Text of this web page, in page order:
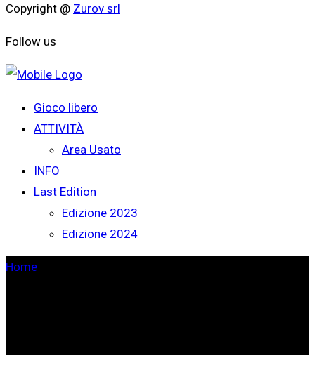
Copyright @ Zurov srl
Follow us
Gioco libero
ATTIVITÀ
Area Usato
INFO
Last Edition
Edizione 2023
Edizione 2024
Home